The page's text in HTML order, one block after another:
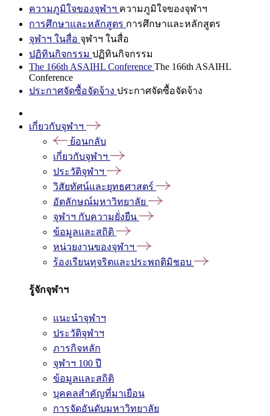
ความภูมิใจของจุฬาฯ ความภูมิใจของจุฬาฯ
การศึกษาและหลักสูตร การศึกษาและหลักสูตร
จุฬาฯ ในสื่อ จุฬาฯ ในสื่อ
ปฏิทินกิจกรรม ปฏิทินกิจกรรม
The 166th ASAIHL Conference The 166th ASAIHL
Conference
ประกาศจัดซื้อจัดจ้าง ประกาศจัดซื้อจัดจ้าง
เกี่ยวกับจุฬาฯ
ย้อนกลับ
เกี่ยวกับจุฬาฯ
ประวัติจุฬาฯ
วิสัยทัศน์และยุทธศาสตร์
อัตลักษณ์มหาวิทยาลัย
จุฬาฯ กับความยั่งยืน
ข้อมูลและสถิติ
หน่วยงานของจุฬาฯ
ร้องเรียนทุจริตและประพฤติมิชอบ
รู้จักจุฬาฯ
แนะนำจุฬาฯ
ประวัติจุฬาฯ
ภารกิจหลัก
จุฬาฯ 100 ปี
ข้อมูลและสถิติ
บุคคลสำคัญที่มาเยือน
การจัดอันดับมหาวิทยาลัย